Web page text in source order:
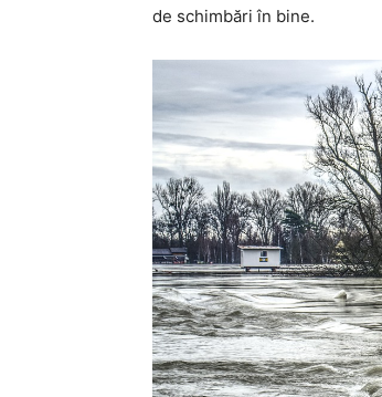
de schimbări în bine.